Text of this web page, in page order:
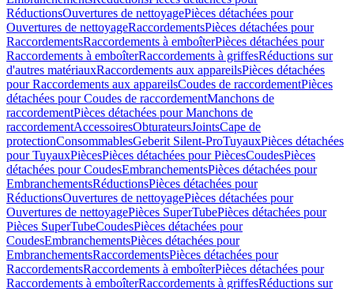
RéductionsOuvertures de nettoyagePièces détachées pour
Ouvertures de nettoyageRaccordementsPièces détachées pour
RaccordementsRaccordements à emboîterPièces détachées pour
Raccordements à emboîterRaccordements à griffesRéductions sur
d'autres matériauxRaccordements aux appareilsPièces détachées
pour Raccordements aux appareilsCoudes de raccordementPièces
détachées pour Coudes de raccordementManchons de
raccordementPièces détachées pour Manchons de
raccordementAccessoiresObturateursJointsCape de
protectionConsommablesGeberit Silent-ProTuyauxPièces détachées
pour TuyauxPiècesPièces détachées pour PiècesCoudesPièces
détachées pour CoudesEmbranchementsPièces détachées pour
EmbranchementsRéductionsPièces détachées pour
RéductionsOuvertures de nettoyagePièces détachées pour
Ouvertures de nettoyagePièces SuperTubePièces détachées pour
Pièces SuperTubeCoudesPièces détachées pour
CoudesEmbranchementsPièces détachées pour
EmbranchementsRaccordementsPièces détachées pour
RaccordementsRaccordements à emboîterPièces détachées pour
Raccordements à emboîterRaccordements à griffesRéductions sur